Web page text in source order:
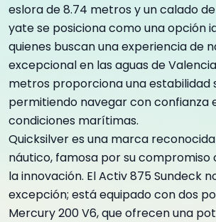
eslora de 8.74 metros y un calado
yate se posiciona como una opción
quienes buscan una experiencia de
excepcional en las aguas de
metros proporciona una estabilidad
permitiendo navegar con confianza
condiciones marítimas.
Quicksilver es una marca
náutico, famosa por su compromiso
la innovación. El Activ 875 Sundeck
excepción; está equipado con dos
Mercury 200 V6, que ofrecen una